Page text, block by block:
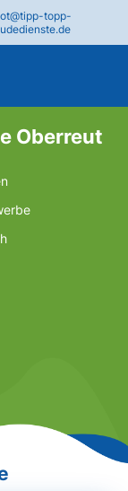
topp-
Oberreut